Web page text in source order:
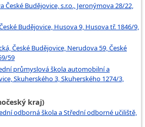
České Budějovice, s.r.o., Jeronýmova 28/22,
Budějovice, Husova 9, Husova tř. 1846/9,
České Budějovice, Nerudova 59, České
59
průmyslová škola automobilní a
Skuherského 3, Skuherského 1274/3,
kraj)
odborná škola a Střední odborné učiliště,